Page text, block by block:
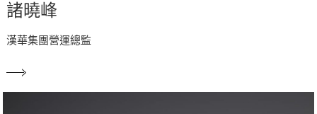
諸曉峰
漢華集團營運總監